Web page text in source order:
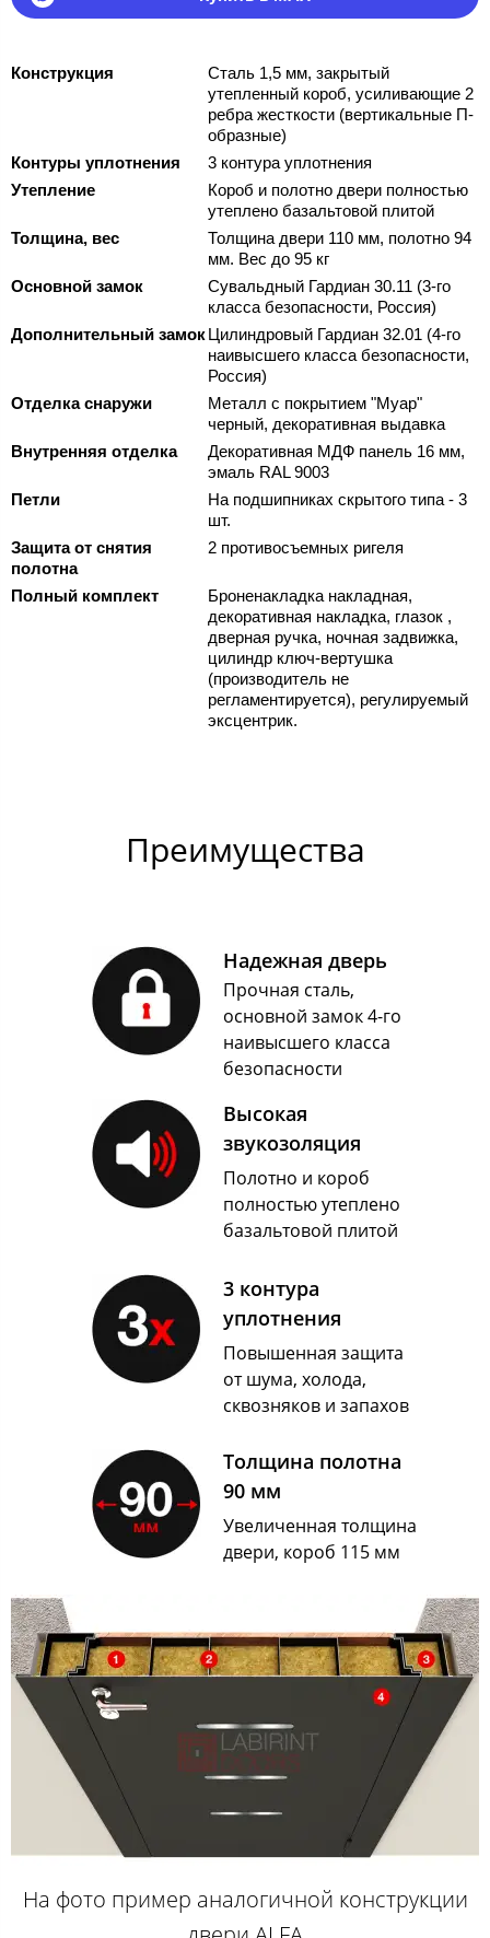
Конструкция
Сталь 1,5 мм, закрытый
утепленный короб, усиливающие 2
ребра жесткости (вертикальные П-
образные)
Контуры уплотнения
3 контура уплотнения
Утепление
Короб и полотно двери полностью
утеплено базальтовой плитой
Толщина, вес
Толщина двери 110 мм, полотно 94
мм. Вес до 95 кг
Основной замок
Сувальдный Гардиан 30.11 (3-го
класса безопасности, Россия)
Дополнительный замокЦилиндровый Гардиан 32.01 (4-го
наивысшего класса безопасности,
Россия)
Отделка снаружи
Металл с покрытием "Муар"
черный, декоративная выдавка
Внутренняя отделка
Декоративная МДФ панель 16 мм,
эмаль RAL 9003
Петли
На подшипниках скрытого типа - 3
шт.
Защита от снятия
полотна
2 противосъемных ригеля
Полный комплект
Броненакладка накладная,
декоративная накладка, глазок ,
дверная ручка, ночная задвижка,
цилиндр ключ-вертушка
(производитель не
регламентируется), регулируемый
эксцентрик.
Преимущества
Надежная дверь
Высокая
звукозоляция
Толщина полотна
90 мм
Прочная сталь,
основной замок 4-го
наивысшего класса
безопасности
Повышенная защита
от шума, холода,
сквозняков и запахов
Полотно и короб
полностью утеплено
базальтовой плитой
Увеличенная толщина
двери, короб 115 мм
3 контура
уплотнения
На фото пример аналогичной конструкции